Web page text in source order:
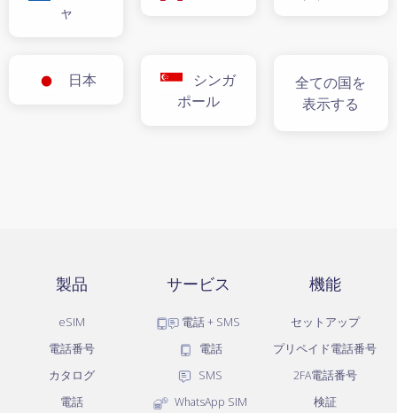
ャ
日本
シンガ
ポール
全ての国を
表示する
製品
eSIM
電話番号
カタログ
電話
サービス
電話 + SMS
電話
SMS
WhatsApp SIM
機能
セットアップ
プリペイド電話番号
2FA電話番号
検証